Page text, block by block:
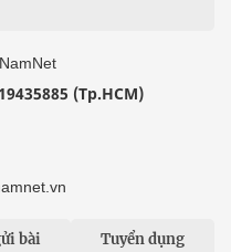
(Tp.HCM)
bài Tuyển dụng